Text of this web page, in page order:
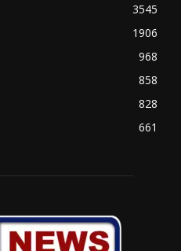
3545
1906
968
858
828
661